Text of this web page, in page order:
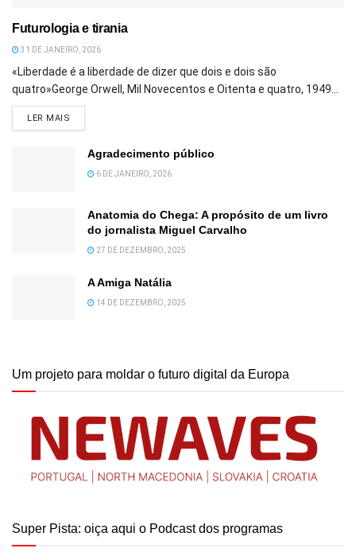
Futurologia e tirania
31 DE JANEIRO, 2026
«Liberdade é a liberdade de dizer que dois e dois são
quatro»George Orwell, Mil Novecentos e Oitenta e quatro, 1949...
LER MAIS
Agradecimento público
6 DE JANEIRO, 2026
Anatomia do Chega: A propósito de um livro
do jornalista Miguel Carvalho
27 DE DEZEMBRO, 2025
A Amiga Natália
14 DE DEZEMBRO, 2025
Um projeto para moldar o futuro digital da Europa
Super Pista: oiça aqui o Podcast dos programas